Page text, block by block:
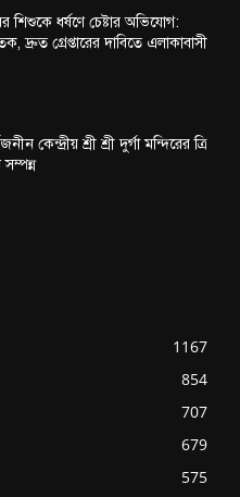
শিশুকে ধর্ষণে চেষ্টার অভিযোগ:
দ্রুত গ্রেপ্তারের দাবিতে এলাকাবাসী
কেন্দ্রীয় শ্রী শ্রী দুর্গা মন্দিরের ত্রি
সম্পন্ন
1167
854
707
679
575